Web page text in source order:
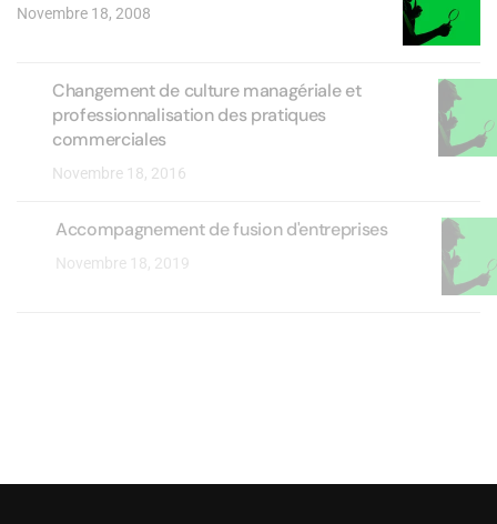
Novembre 18, 2008
Changement de culture managériale et
professionnalisation des pratiques
commerciales
Novembre 18, 2016
Accompagnement de fusion d'entreprises
Novembre 18, 2019